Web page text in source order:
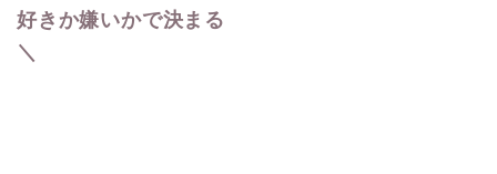
好きか嫌いかで決まる
＼